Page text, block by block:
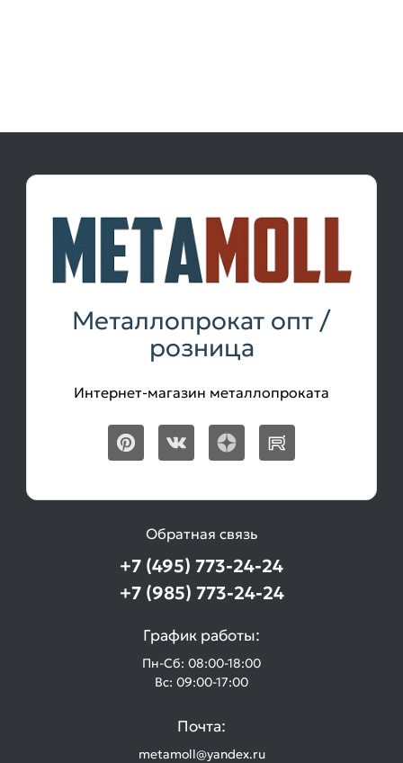
Металлопрокат опт /
розница
Интернет-магазин металлопроката
Обратная связь
+7 (495) 773-24-24
+7 (985) 773-24-24
График работы:
Пн-Сб: 08:00-18:00
Вс: 09:00-17:00
Почта:
metamoll@yandex.ru